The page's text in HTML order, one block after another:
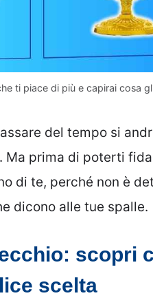
ti piace di più e capirai cosa
del tempo si
Ma prima di poterti
di te, perché non è
dicono alle tue spalle.
scopri
scelta